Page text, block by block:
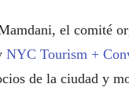
el comité
NYC Tourism +
de la ciudad y